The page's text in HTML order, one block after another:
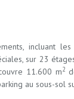
incluant
sur 23
11.600 m2
au sous-sol